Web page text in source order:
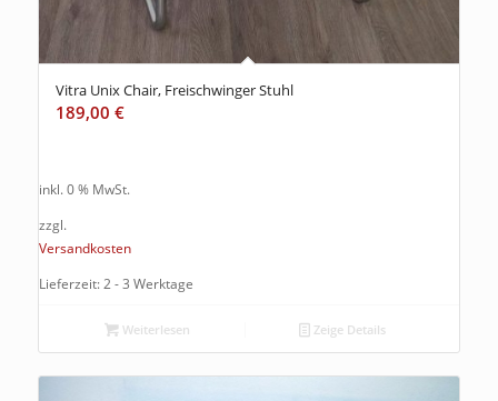
Vitra Unix Chair, Freischwinger Stuhl
189,00 €
inkl. 0 % MwSt.
zzgl.
Versandkosten
Lieferzeit: 2 - 3 Werktage
Weiterlesen Zeige Details